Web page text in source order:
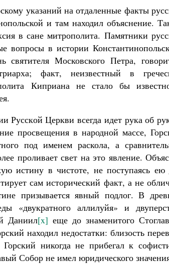
указаний на отдаленные факты
и там находил объяснение.
в сане митрополита. Памятники
вопросы в истории
Московского Петра,
факт, неизвестный в
Киприана не стало бы
Русской Церкви всегда идет рука об
просвещения в народной массе,
под именем раскола, а
проливает свет на это явление.
истину в чистоте, не поступаясь ею
сам исторический факт, а не
призывается явный подлог. В
«двукратного аллилуйя» и
Даниил[x] еще до знаменитого
находил недостатки: близость
никогда не прибегал к
Собор не имел юридического